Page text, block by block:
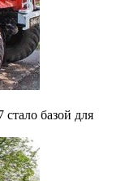
базой для